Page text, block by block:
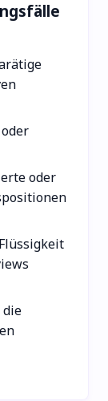
oder
die